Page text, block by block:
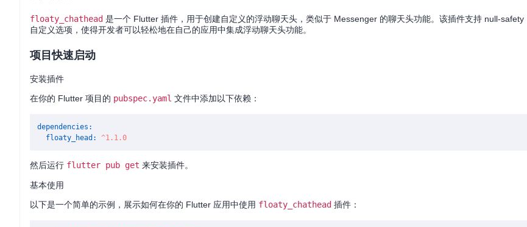
floaty_chathead 是一个 Flutter 插件，用于创建自定义的浮动聊天头，类似于 Messenger 的聊天头功能。该插件支持 null-safety
自定义选项，使得开发者可以轻松地在自己的应用中集成浮动聊天头功能。
项目快速启动
安装插件
在你的 Flutter 项目的 pubspec.yaml 文件中添加以下依赖：
dependencies:
floaty_head:
^1.1.0
然后运行 flutter pub get 来安装插件。
基本使用
以下是一个简单的示例，展示如何在你的 Flutter 应用中使用 floaty_chathead 插件：